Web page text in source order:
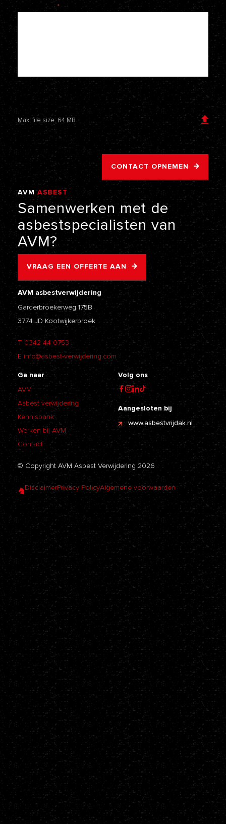
Je bericht *
Voeg een bijlage toe
Max. file size: 64 MB.
CONTACT OPNEMEN
AVM ASBEST
VERWIJDERING
Samenwerken met de
asbestspecialisten van
AVM?
VRAAG EEN OFFERTE AAN
AVM asbestverwijdering
Garderbroekerweg 175B
3774 JD Kootwijkerbroek
T 0342 44 0753
E info@asbest-verwijdering.com
Ga naar
AVM
Asbest verwijdering
Kennisbank
Werken bij AVM
Contact
Volg ons
Aangesloten bij
www.asbestvrijdak.nl
© Copyright AVM Asbest Verwijdering 2026
DisclaimerPrivacy PolicyAlgemene voorwaarden